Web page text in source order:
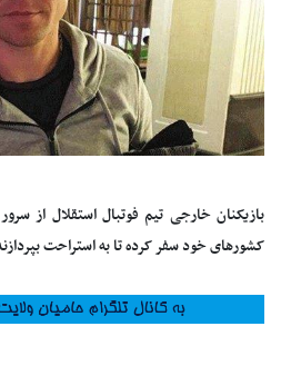
بازیکنان خارجی تیم فوتبال استقلال از
کشور‌های خود سفر کرده تا به استراحت